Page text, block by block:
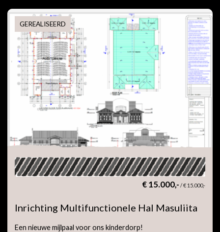
€ 15.000,- /€ 15.000,-
Inrichting Multifunctionele Hal Masuliita
GEREALISEERD
Een nieuwe mijlpaal voor ons kinderdorp!